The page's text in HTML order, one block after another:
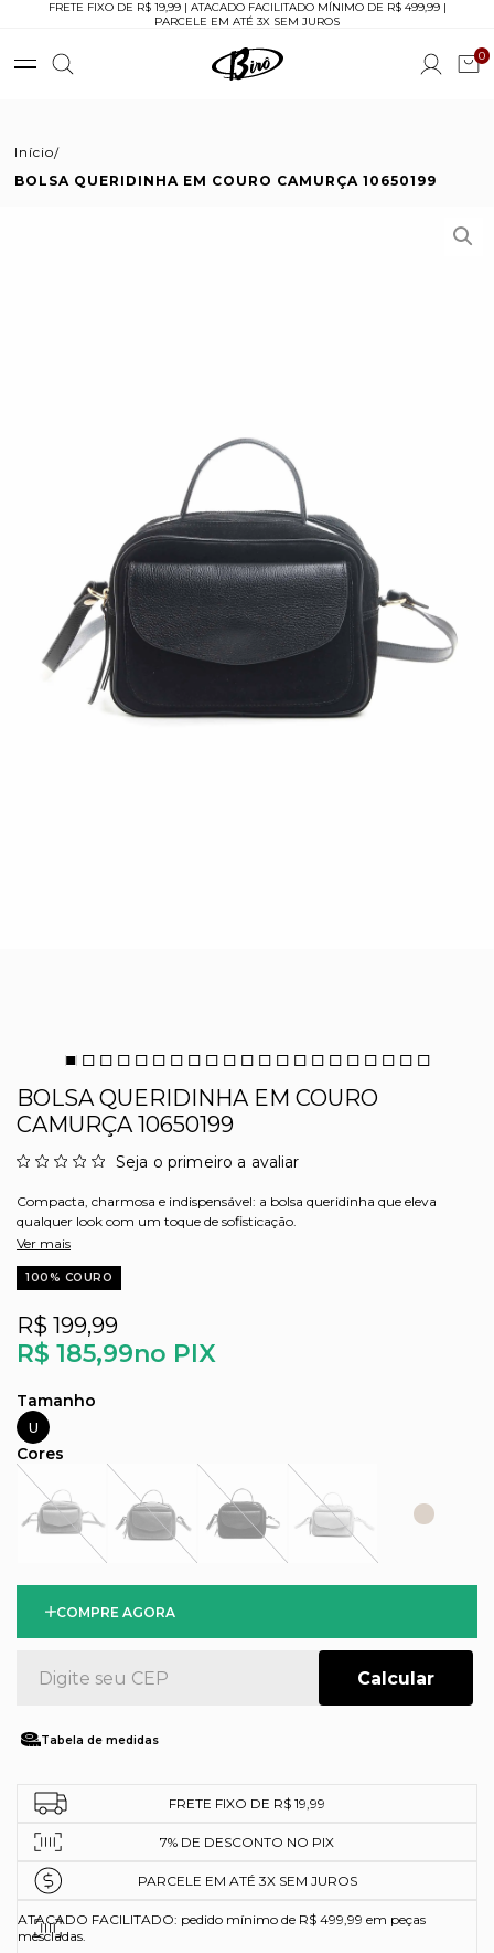
FRETE FIXO DE R$ 19,99 | ATACADO FACILITADO MÍNIMO DE R$ 499,99 |
PARCELE EM ATÉ 3X SEM JUROS
0
Início
BOLSA QUERIDINHA EM COURO CAMURÇA 10650199
BOLSA QUERIDINHA EM COURO
CAMURÇA 10650199
Seja o primeiro a avaliar
Compacta, charmosa e indispensável: a bolsa queridinha que eleva
qualquer look com um toque de sofisticação.
Ver mais
100% COURO
R$ 185,99no PIX
R$ 199,99
U
COMPRE AGORA
Tabela de medidas
FRETE FIXO DE R$ 19,99
7% DE DESCONTO NO PIX
PARCELE EM ATÉ 3X SEM JUROS
ATACADO FACILITADO: pedido mínimo de R$ 499,99 em peças
mescladas.